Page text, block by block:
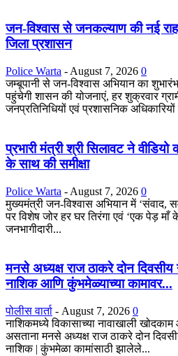
जन-विश्वास से जनकल्याण की नई
जिला प्रशासन
Police Warta - August 7, 2026 0
जम्बूपानी से जन-विश्वास अभियान का
पहुंचेगी शासन की योजनाएं, हर शुक्रवार
जनप्रतिनिधियों एवं प्रशासनिक
प्रभारी मंत्री श्री सिलावट ने
के साथ की समीक्षा
Police Warta - August 7, 2026 0
मुख्यमंत्री जन-विश्वास अभियान में ‘संवाद,
पर विशेष जोर हर घर तिरंगा एवं ‘एक पेड़
जनभागीदारी...
मनसे अध्यक्ष राज ठाकरे दोन
नाशिक आणि कुंभमेळ्याच्या कामावर...
पोलीस वार्ता - August 7, 2026 0
नाशिकमध्ये विकासाच्या नावाखाली
असताना मनसे अध्यक्ष राज ठाकरे दोन
नाशिक | कुंभमेळा कामांसाठी झालेले...